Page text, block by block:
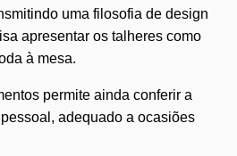
uma filosofia de design
apresentar os talheres como
à mesa.
permite ainda conferir a
adequado a ocasiões